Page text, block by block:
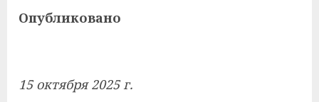
Опубликовано
15 октября 2025 г.